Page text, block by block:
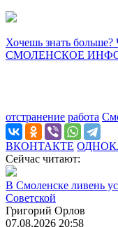
Хочешь знать больше?
СМОЛЕНСКОЕ
отстранение работа
ВКОНТАКТЕ
Сейчас читают:
В Смоленске ливень
Советской
Григорий Орлов
07.08.2026 20:58